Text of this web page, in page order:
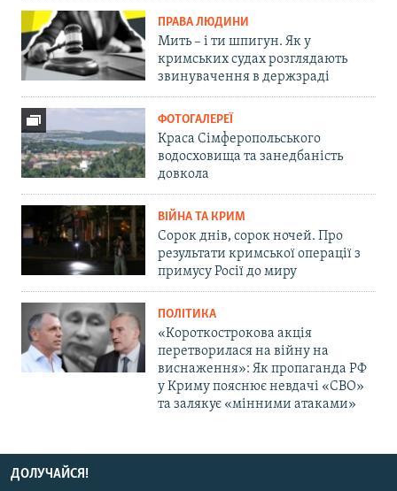
ПРАВА ЛЮДИНИ
Мить – і ти шпигун. Як у
кримських судах розглядають
звинувачення в держзраді
ФОТОГАЛЕРЕЇ
Краса Сімферопольського
водосховища та занедбаність
довкола
ВІЙНА ТА КРИМ
Сорок днів, сорок ночей. Про
результати кримської операції з
примусу Росії до миру
ПОЛІТИКА
«Короткострокова акція
перетворилася на війну на
виснаження»: Як пропаганда РФ
у Криму пояснює невдачі «СВО»
та залякує «мінними атаками»
ДОЛУЧАЙСЯ!